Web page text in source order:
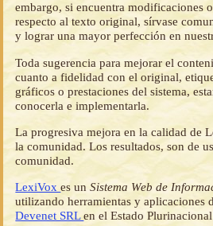
embargo, si encuentra modificaciones
respecto al texto original, sírvase
y lograr una mayor perfección en
Toda sugerencia para mejorar el
cuanto a fidelidad con el original,
gráficos o prestaciones del sistema,
conocerla e implementarla.
La progresiva mejora en la calidad de
la comunidad. Los resultados, son de
comunidad.
LexiVoxes unSistema Web de
utilizando herramientas y aplicaciones
Devenet SRLen el Estado